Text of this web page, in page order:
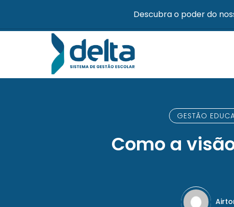
Descubra o poder do
GESTÃO
Como a